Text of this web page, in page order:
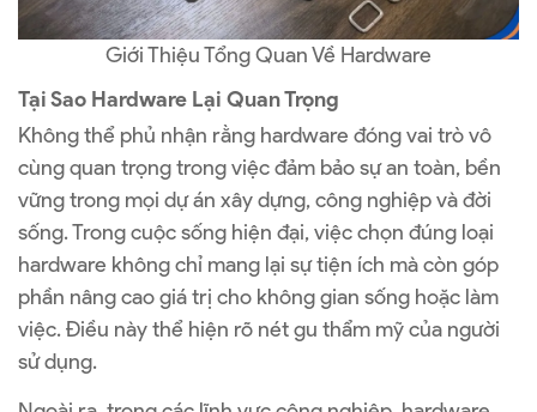
Giới Thiệu Tổng Quan Về Hardware
Tại Sao Hardware Lại Quan Trọng
Không thể phủ nhận rằng hardware đóng vai trò vô
cùng quan trọng trong việc đảm bảo sự an toàn, bền
vững trong mọi dự án xây dựng, công nghiệp và đời
sống. Trong cuộc sống hiện đại, việc chọn đúng loại
hardware không chỉ mang lại sự tiện ích mà còn góp
phần nâng cao giá trị cho không gian sống hoặc làm
việc. Điều này thể hiện rõ nét gu thẩm mỹ của người
sử dụng.